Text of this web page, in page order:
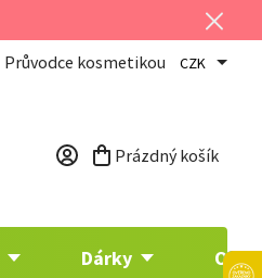
Průvodce kosmetikou CZK
Nákupní košík
Prázdný košík
Dárky